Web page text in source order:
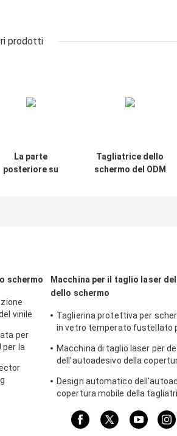
prodotti
La parte
posteriore su
Tagliatrice dello
schermo del ODM
schermo
vinile
per
per la
Macchina per il taglio laser
dello schermo
Taglierina protettiva per
in vetro temperato fustellato
Macchina di taglio laser per
dell'autoadesivo della
schermo 9HD
Design automatico
copertura mobile della